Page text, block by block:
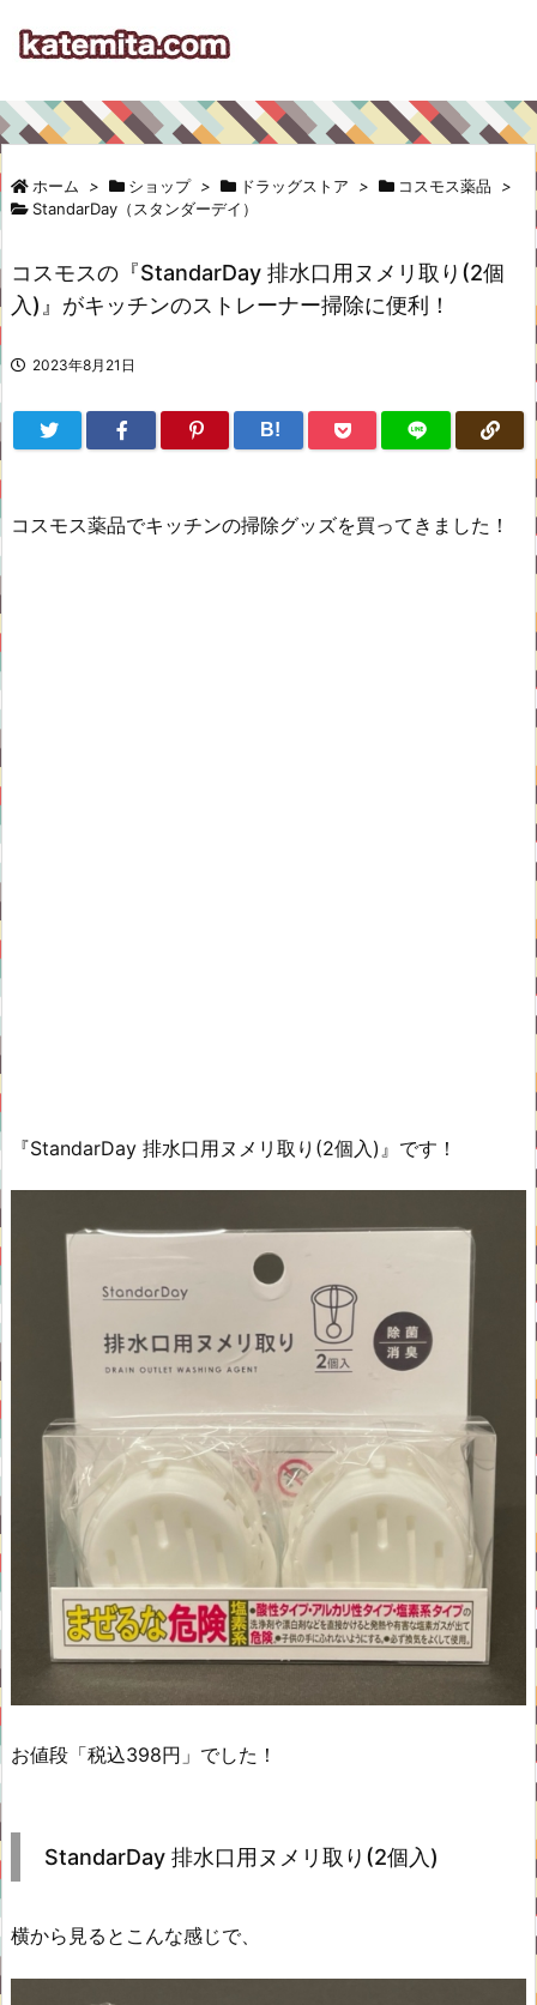
ホーム > ショップ > ドラッグストア > コスモス薬品
>
StandarDay（スタンダーデイ）
コスモスの『StandarDay 排水口用ヌメリ取り(2個
入)』がキッチンのストレーナー掃除に便利！
2023年8月21日
B!
コスモス薬品でキッチンの掃除グッズを買ってきました！
『StandarDay 排水口用ヌメリ取り(2個入)』です！
お値段「税込398円」でした！
StandarDay 排水口用ヌメリ取り(2個入)
横から見るとこんな感じで、